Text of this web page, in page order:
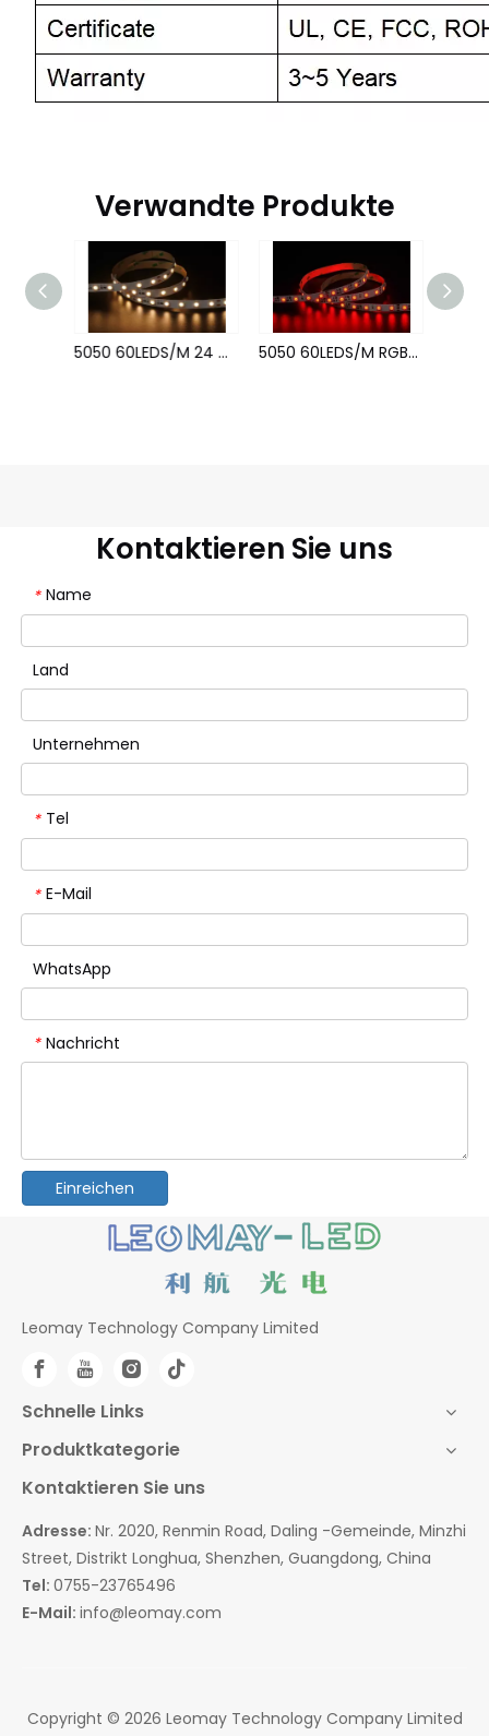
Verwandte Produkte
5050 60LEDS/M 24 V 10 mm konstanter Strom 5050 60LEDS/M RGB 24 V 10 mm konstanter Strom
Kontaktieren Sie uns
* Name
Land
Unternehmen
* Tel
* E-Mail
WhatsApp
* Nachricht
Einreichen
Leomay Technology Company Limited
Schnelle Links
Produktkategorie
Kontaktieren Sie uns
Adresse: Nr. 2020, Renmin Road, Daling -Gemeinde, Minzhi
Street, Distrikt Longhua, Shenzhen, Guangdong, China
Tel: 0755-23765496
E-Mail: info@leomay.com
Copyright © 2026 Leomay Technology Company Limited